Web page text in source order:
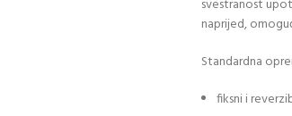
svestranost
naprijed,
Standardna
fiksni i